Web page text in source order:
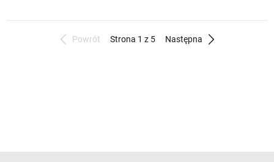
Powrót Strona 1 z 5 Następna